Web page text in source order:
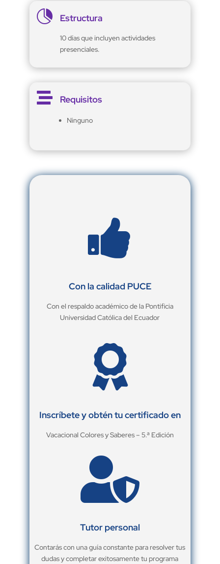
 Estructura
10 días que incluyen actividades
presenciales.
 Requisitos
Ninguno

Con la calidad PUCE
Con el respaldo académico de la Pontificia
Universidad Católica del Ecuador

Inscríbete y obtén tu certificado en
Vacacional Colores y Saberes – 5.ª Edición

Tutor personal
Contarás con una guía constante para resolver tus
dudas y completar exitosamente tu programa